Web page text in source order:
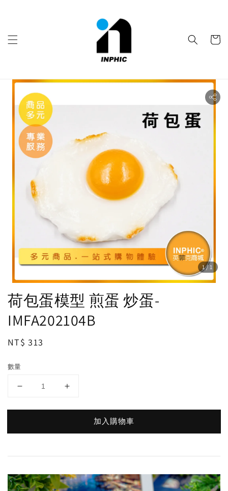
1/1
荷包蛋模型 煎蛋 炒蛋-
IMFA202104B
Regular
NT$ 313
數量
加入購物車